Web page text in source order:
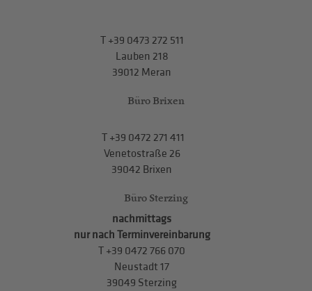
T+39 0473 272 511
Lauben 218
39012 Meran
Büro Brixen
T+39 0472 271 411
Venetostraße 26
39042 Brixen
Büro Sterzing
nachmittags
nur nach Terminvereinbarung
T +39 0472 766 070
Neustadt 17
39049 Sterzing